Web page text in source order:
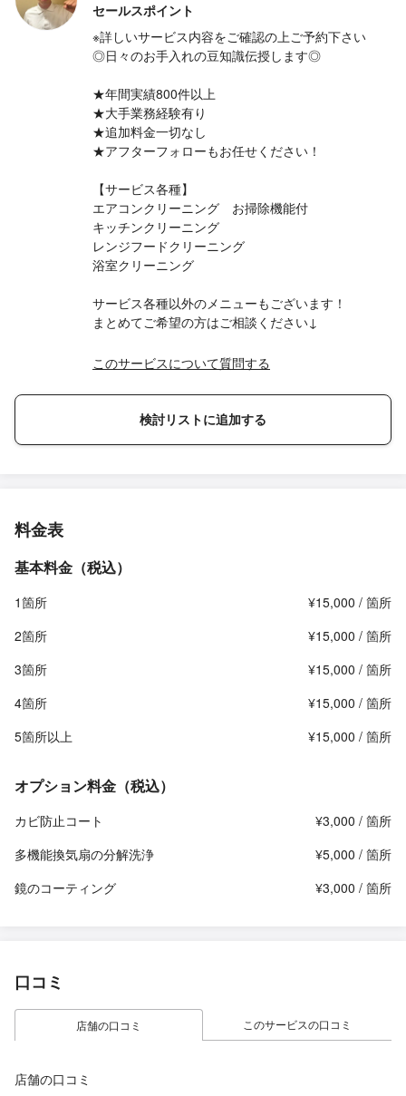
セールスポイント
※詳しいサービス内容をご確認の上ご予約下さい
◎日々のお手入れの豆知識伝授します◎
★年間実績800件以上
★大手業務経験有り
★追加料金一切なし
★アフターフォローもお任せください！
【サービス各種】
エアコンクリーニング お掃除機能付
キッチンクリーニング
レンジフードクリーニング
浴室クリーニング
サービス各種以外のメニューもございます！
まとめてご希望の方はご相談ください↓
このサービスについて質問する
検討リストに追加する
料金表
基本料金（税込）
1箇所
¥15,000 / 箇所
2箇所
¥15,000 / 箇所
3箇所
¥15,000 / 箇所
4箇所
¥15,000 / 箇所
5箇所以上
¥15,000 / 箇所
オプション料金（税込）
カビ防止コート
¥3,000 / 箇所
多機能換気扇の分解洗浄
¥5,000 / 箇所
鏡のコーティング
¥3,000 / 箇所
口コミ
店舗の口コミ このサービスの口コミ
店舗の口コミ